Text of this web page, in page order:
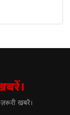
खबरें।